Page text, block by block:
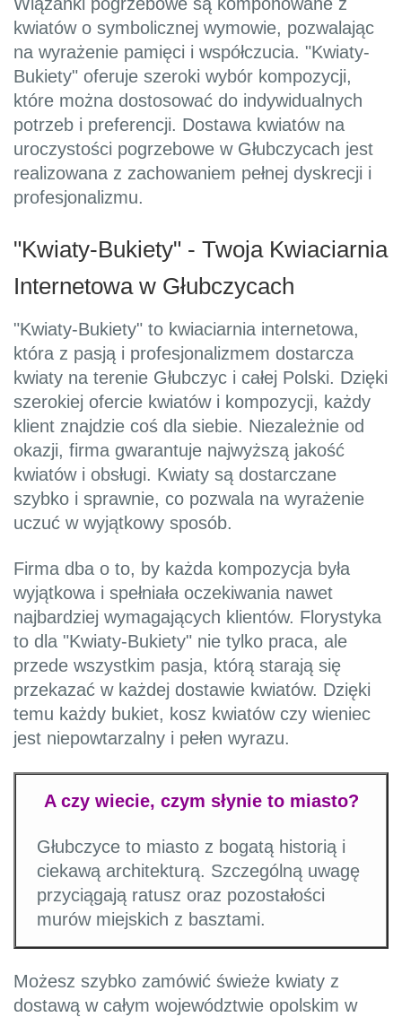
Wiązanki pogrzebowe są komponowane z
kwiatów o symbolicznej wymowie, pozwalając
na wyrażenie pamięci i współczucia. "Kwiaty-
Bukiety" oferuje szeroki wybór kompozycji,
które można dostosować do indywidualnych
potrzeb i preferencji. Dostawa kwiatów na
uroczystości pogrzebowe w Głubczycach jest
realizowana z zachowaniem pełnej dyskrecji i
profesjonalizmu.
"Kwiaty-Bukiety" - Twoja Kwiaciarnia
Internetowa w Głubczycach
"Kwiaty-Bukiety" to kwiaciarnia internetowa,
która z pasją i profesjonalizmem dostarcza
kwiaty na terenie Głubczyc i całej Polski. Dzięki
szerokiej ofercie kwiatów i kompozycji, każdy
klient znajdzie coś dla siebie. Niezależnie od
okazji, firma gwarantuje najwyższą jakość
kwiatów i obsługi. Kwiaty są dostarczane
szybko i sprawnie, co pozwala na wyrażenie
uczuć w wyjątkowy sposób.
Firma dba o to, by każda kompozycja była
wyjątkowa i spełniała oczekiwania nawet
najbardziej wymagających klientów. Florystyka
to dla "Kwiaty-Bukiety" nie tylko praca, ale
przede wszystkim pasja, którą starają się
przekazać w każdej dostawie kwiatów. Dzięki
temu każdy bukiet, kosz kwiatów czy wieniec
jest niepowtarzalny i pełen wyrazu.
A czy wiecie, czym słynie to miasto?
Głubczyce to miasto z bogatą historią i
ciekawą architekturą. Szczególną uwagę
przyciągają ratusz oraz pozostałości
murów miejskich z basztami.
Możesz szybko zamówić świeże kwiaty z
dostawą w całym województwie opolskim w